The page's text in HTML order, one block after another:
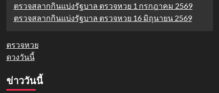
ตรวจสลากกินแบ่งรัฐบาล ตรวจหวย 1 กรกฎาคม 2569
ตรวจสลากกินแบ่งรัฐบาล ตรวจหวย 16 มิถุนายน 2569
ตรวจหวย
ดวงวันนี้
ข่าววันนี้